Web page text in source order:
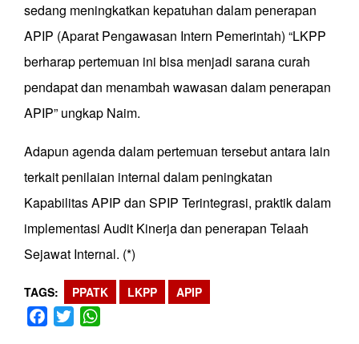
sedang meningkatkan kepatuhan dalam penerapan
APIP (Aparat Pengawasan Intern Pemerintah) “LKPP
berharap pertemuan ini bisa menjadi sarana curah
pendapat dan menambah wawasan dalam penerapan
APIP” ungkap Naim.
Adapun agenda dalam pertemuan tersebut antara lain
terkait penilaian internal dalam peningkatan
Kapabilitas APIP dan SPIP Terintegrasi, praktik dalam
implementasi Audit Kinerja dan penerapan Telaah
Sejawat Internal. (*)
TAGS PPATK LKPP APIP
Facebook
Twitter